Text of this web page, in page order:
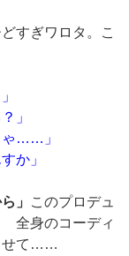
すぎワロタ。こ
」
ゃ……」
か」
」
このプロデュ
全身のコーディ
せて……